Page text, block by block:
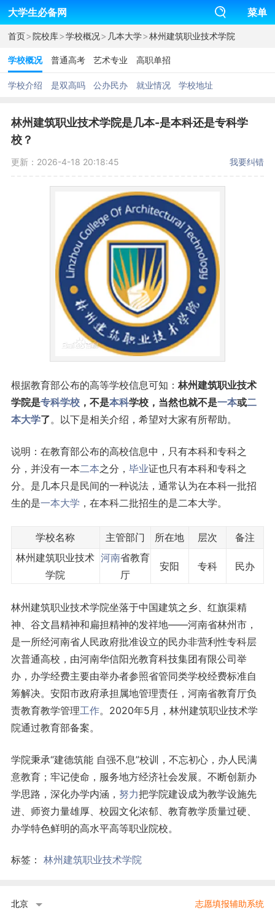
大学生必备网 菜单
首页>院校库>学校概况> 几本大学>林州建筑职业技术学院
学校概况 普通高考 艺术专业 高职单招
学校介绍 是双高吗 公办民办 就业情况 学校地址
林州建筑职业技术学院是几本-是本科还是专科学
校？
更新：2026-4-18 20:18:45 我要纠错
根据教育部公布的高等学校信息可知： 林州建筑职业技术
学院是专科学校，不是本科学校，当然也就不是一本或二
本大学了。以下是相关介绍，希望对大家有所帮助。
说明：在教育部公布的高校信息中，只有本科和专科之
分，并没有一本二本之分， 毕业证也只有本科和专科之
分。是几本只是民间的一种说法，通常认为在本科一批招
生的是一本大学 ，在本科二批招生的是二本大学。
学校名称 主管部门 所在地 层次
备注
林州建筑职业技术
学院
河南省教育
厅
安阳 专科 民办
林州建筑职业技术学院坐落于中国建筑之乡、红旗渠精
神、谷文昌精神和扁担精神的发祥地——河南省林州市，
是一所经河南省人民政府批准设立的民办非营利性专科层
次普通高校，由河南华信阳光教育科技集团有限公司举
办，办学经费主要由举办者参照省管同类学校经费标准自
筹解决。安阳市政府承担属地管理责任，河南省教育厅负
责教育教学管理工作。2020年5月，林州建筑职业技术学
院通过教育部备案。
学院秉承“建德筑能 自强不息”校训，不忘初心，办人民满
意教育；牢记使命，服务地方经济社会发展。不断创新办
学思路，深化办学内涵， 努力把学院建设成为教学设施先
进、师资力量雄厚、校园文化浓郁、教育教学质量过硬、
办学特色鲜明的高水平高等职业院校。
标签： 林州建筑职业技术学院
北京 志愿填报辅助系统